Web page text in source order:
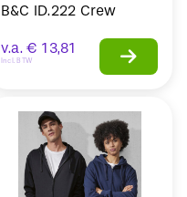
B&C ID.222 Crew
v.a. € 13,81
Incl. BTW